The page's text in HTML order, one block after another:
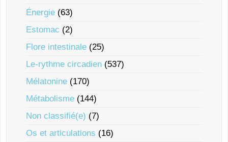
Énergie (63)
Estomac (2)
Flore intestinale (25)
Le-rythme circadien (537)
Mélatonine (170)
Métabolisme (144)
Non classifié(e) (7)
Os et articulations (16)